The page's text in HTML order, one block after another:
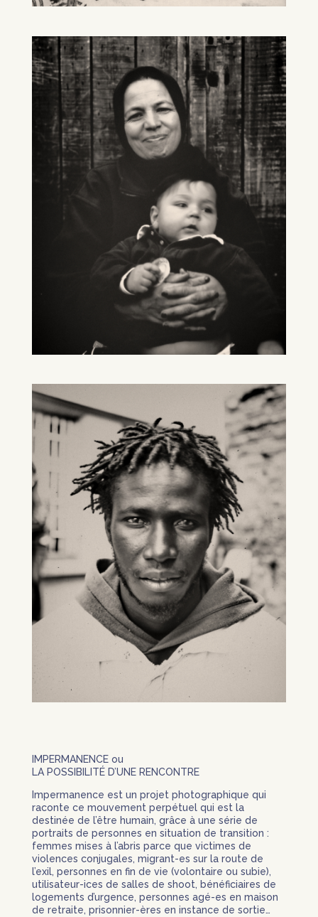
IMPERMANENCE ou
LA POSSIBILITÉ D’UNE RENCONTRE
Impermanence est un projet photographique qui
raconte ce mouvement perpétuel qui est la
destinée de l’être humain, grâce à une série de
portraits de personnes en situation de transition :
femmes mises à l’abris parce que victimes de
violences conjugales, migrant-es sur la route de
l’exil, personnes en fin de vie (volontaire ou subie),
utilisateur-ices de salles de shoot, bénéficiaires de
logements d’urgence, personnes agé-es en maison
de retraite, prisonnier-ères en instance de sortie…